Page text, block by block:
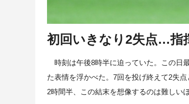
初回いきなり2失点…指
時刻は午後8時半に迫っていた。この日
た表情を浮かべた。7回を投げ終えて2失
2時間半、この結末を想像するのは難しい